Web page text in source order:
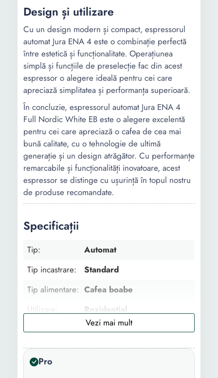
Design și utilizare
Cu un design modern și compact, espressorul
automat Jura ENA 4 este o combinație perfectă
între estetică și funcționalitate. Operațiunea
simplă și funcțiile de preselecție fac din acest
espressor o alegere ideală pentru cei care
apreciază simplitatea și performanța superioară.
În concluzie, espressorul automat Jura ENA 4
Full Nordic White EB este o alegere excelentă
pentru cei care apreciază o cafea de cea mai
bună calitate, cu o tehnologie de ultimă
generație și un design atrăgător. Cu performanțe
remarcabile și funcționalități inovatoare, acest
espressor se distinge cu ușurință în topul nostru
de produse recomandate.
Specificații
Tip:
Automat
Tip incastrare:
Standard
Tip alimentare: Cafea boabe
Utilizare:
Rezidential
Tip bautura:
Cafea Espresso Espresso
Numar
Pro